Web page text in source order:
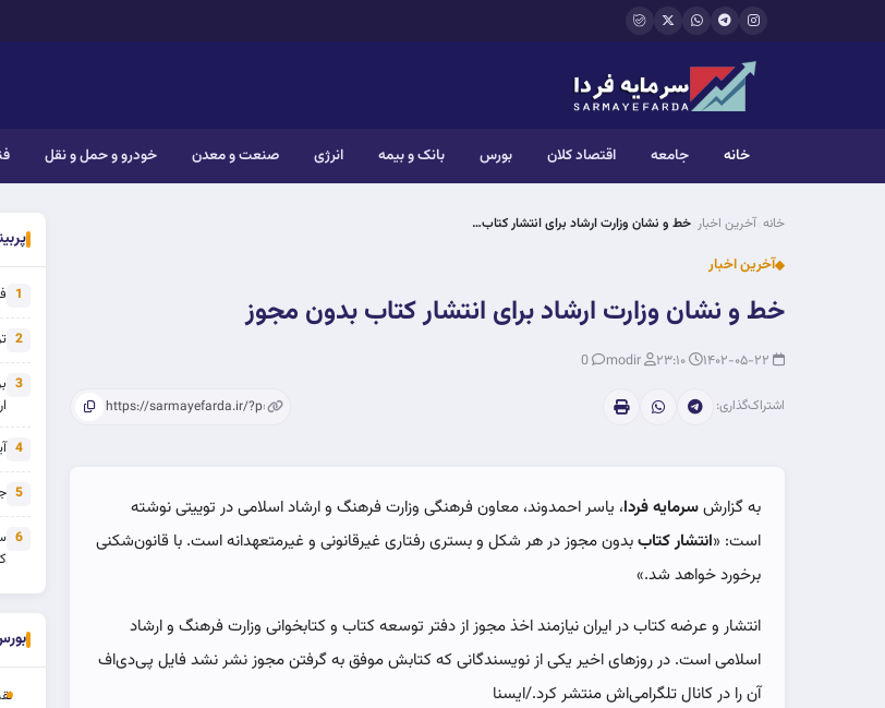
رفتن به محتوای اصلی
خانه جامعه اقتصاد کلان بورس بانک و بیمه انرژی صنعت و معدن خودرو و حمل و نقل
خانه آخرین اخبار خط و نشان وزارت ارشاد برای انتشار کتاب…
آخرین اخبار
خط و نشان وزارت ارشاد برای انتشار کتاب بدون مجوز
اشتراک‌گذاری:
به گزارشسرمایه فردا، یاسر احمدوند، معاون فرهنگی وزارت فرهنگ و ارشاد اسلامی در توییتی نوشته
است: «انتشار کتاببدون مجوز در هر شکل و بستری رفتاری غیرقانونی و غیرمتعهدانه است. با قانون‌شکنی
برخورد خواهد شد.»
انتشار و عرضه کتاب در ایران نیازمند اخذ مجوز از دفتر توسعه کتاب و کتابخوانی وزارت فرهنگ و ارشاد
اسلامی است. در روزهای اخیر یکی از نویسندگانی که کتابش موفق به گرفتن مجوز نشر نشد فایل پی‌دی‌اف
آن را در کانال تلگرامی‌اش منتشر کرد./ایسنا
1
2
3
4
5
6